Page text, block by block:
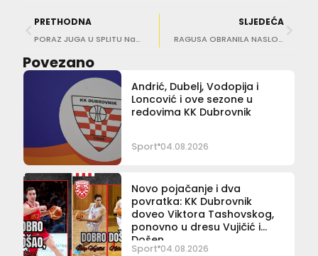
PRETHODNA
PORAZ JUGA U SPLITU Naslov prvaka Hrvatske ostao kod Jadrana
SLJEDEĆA
RAGUSA OBRANILA NASLOV PRVAKA Odnijele pobjedu u posljednjoj četvrtini
Povezano
Andrić, Dubelj, Vodopija i
Loncović i ove sezone u
redovima KK Dubrovnik
Sport 04.08.2026
Novo pojačanje i dva
povratka: KK Dubrovnik
doveo Viktora Tashovskog,
ponovno u dresu Vujičić i
Došen
Sport 04.08.2026